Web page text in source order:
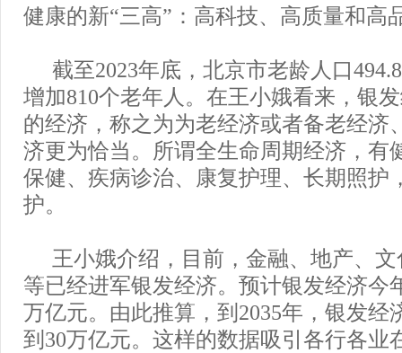
健康的新“三高”：高科技、高质量和高
截至2023年底，北京市老龄人口
增加810个老年人。在王小娥看来，银
的经济，称之为为老经济或者备老经济
济更为恰当。所谓全生命周期经济，有
保健、疾病诊治、康复护理、长期照护
护。
王小娥介绍，目前，金融、地产、
等已经进军银发经济。预计银发经济今
万亿元。由此推算，到2035年，银发经
到30万亿元。这样的数据吸引各行各业